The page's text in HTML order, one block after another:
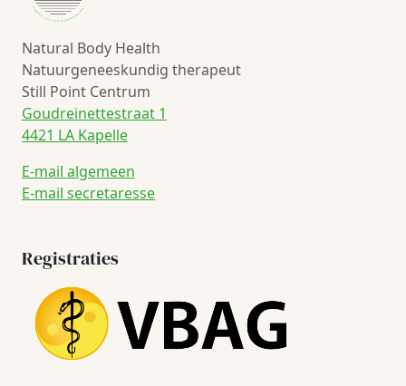
Natural Body Health
Natuurgeneeskundig therapeut
Still Point Centrum
Goudreinettestraat 1
4421 LA Kapelle
E-mail algemeen
E-mail secretaresse
Registraties